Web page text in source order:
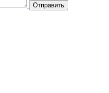
Отправить